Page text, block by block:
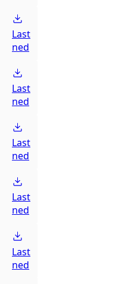
Last
ned
Last
ned
Last
ned
Last
ned
Last
ned